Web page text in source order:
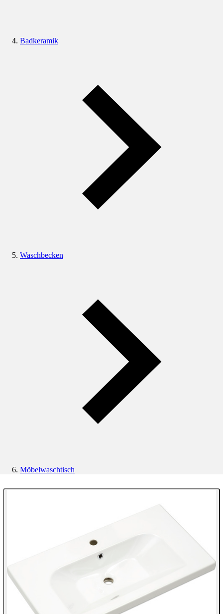
Badkeramik
Waschbecken
Möbelwaschtisch